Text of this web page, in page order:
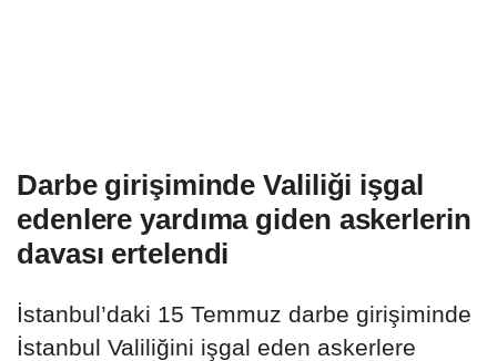
Darbe girişiminde Valiliği işgal
edenlere yardıma giden askerlerin
davası ertelendi
İstanbul’daki 15 Temmuz darbe girişiminde
İstanbul Valiliğini işgal eden askerlere